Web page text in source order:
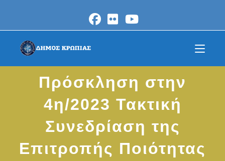
content
Πρόσκληση στην
4η/2023 Τακτική
Συνεδρίαση της
Επιτροπής Ποιότητας